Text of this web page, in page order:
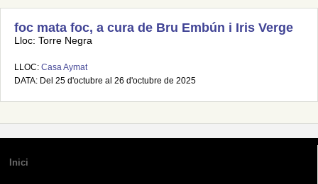
foc mata foc, a cura de Bru Embún i Iris Verge
Lloc: Torre Negra
LLOC: Casa Aymat
DATA: Del 25 d'octubre al 26 d'octubre de 2025
Inici